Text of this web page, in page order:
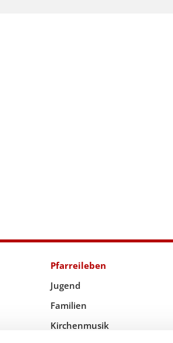
Pfarreileben
Jugend
Familien
Kirchenmusik